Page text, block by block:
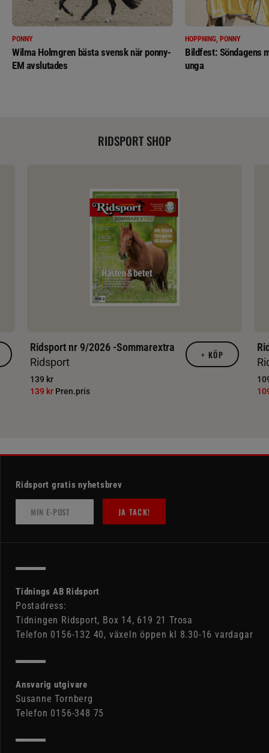
PONNY
Wilma Holmgren bästa svensk när ponny-
EM avslutades
HOPPNING, PONNY
Bildfest: Söndagens
unga
RIDSPORT SHOP
Ridsport nr 9/2026 -Sommarextra
Ridsport
139 kr
139 kr Pren.pris
+ KÖP
Ridsport gratis nyhetsbrev
JA TACK!
Tidnings AB Ridsport
Postadress:
Tidningen Ridsport, Box 14, 619 21 Trosa
Telefon 0156-132 40, växeln öppen kl 8.30-16 vardagar
Ansvarig utgivare
Susanne Tornberg
Telefon 0156-348 75